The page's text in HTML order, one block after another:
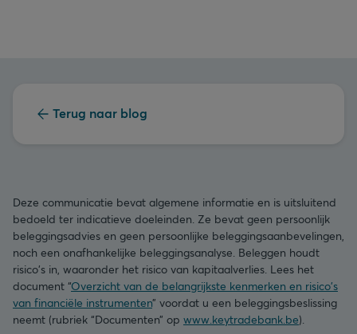
Terug naar blog
Deze communicatie bevat algemene informatie en is uitsluitend
bedoeld ter indicatieve doeleinden. Ze bevat geen persoonlijk
beleggingsadvies en geen persoonlijke beleggingsaanbevelingen,
noch een onafhankelijke beleggingsanalyse. Beleggen houdt
risico's in, waaronder het risico van kapitaalverlies. Lees het
document “Overzicht van de belangrijkste kenmerken en risico's
van financiële instrumenten” voordat u een beleggingsbeslissing
neemt (rubriek “Documenten” op www.keytradebank.be).